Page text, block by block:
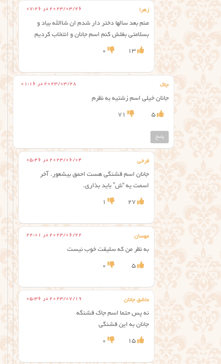
زهرا 2023/03/26 در 07:26
منم بعد سالها دختر دار شدم ان شاالله بیاد و
بسلامتی بغلش کنم اسم جانان و انتخاب کردیم
13
0
جاک 2023/03/28 در 01:16
جانان خیلی اسم زشتیه به نظرم
5
71
پاسخ
فرخی 2023/06/04 در 05:46
جانان اسم قشنگی هست احمق بیشعور. آخر
اسمت یه “ش” باید بذاری.
27
1
مهسان 2023/06/22 در 22:01
به نظر من که سلیقت خوب نیست
5
0
عاشق جانان 2023/07/19 در 05:36
نه پس حتما اسم جاک قشنگه
جانان به این قشنگی
15
0